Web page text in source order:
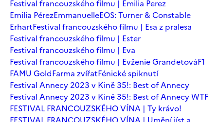
Festival francouzského filmu | Emilia Perez
Emilia PérezEmmanuelleEOS: Turner & Constable
ErhartFestival francouzského filmu | Esa z pralesa
Festival francouzského filmu | Ester
Festival francouzského filmu | Eva
Festival francouzského filmu | Evženie GrandetováF1
FAMU GoldFarma zvířatFénické spiknutí
Festival Annecy 2023 v Kině 35!: Best of Annecy
Festival Annecy 2023 v Kině 35!: Best of Annecy WTF
FESTIVAL FRANCOUZSKÉHO VÍNA | Ty krávo!